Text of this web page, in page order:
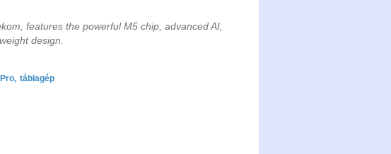
features the powerful M5 chip, advanced AI,
design.
, táblagép